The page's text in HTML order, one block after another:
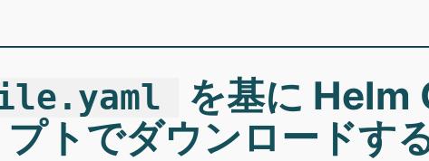
を基に Helm
トでダウンロードす